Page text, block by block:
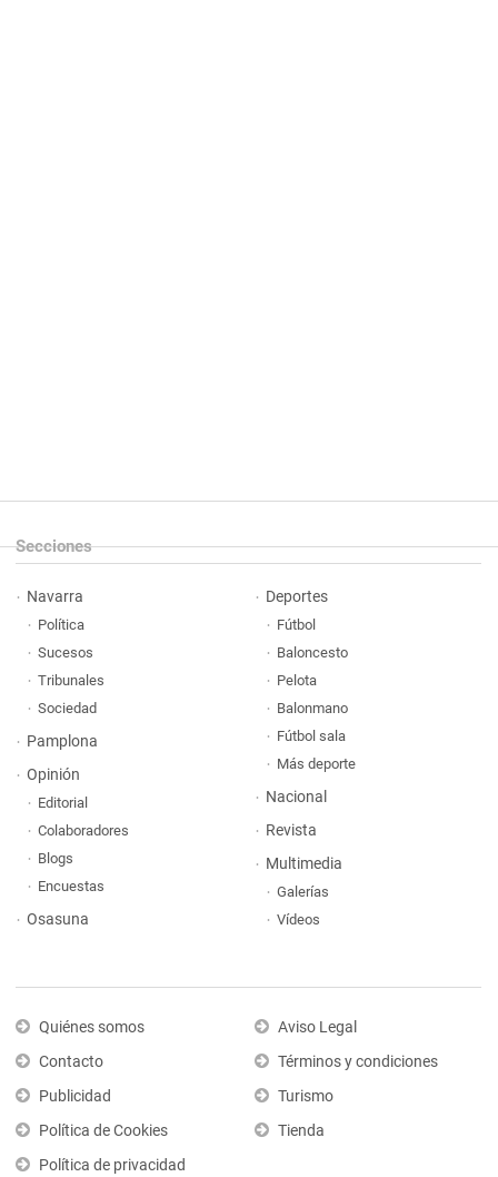
Secciones
Navarra
Política
Sucesos
Tribunales
Sociedad
Pamplona
Opinión
Editorial
Colaboradores
Blogs
Encuestas
Osasuna
Deportes
Fútbol
Baloncesto
Pelota
Balonmano
Fútbol sala
Más deporte
Nacional
Revista
Multimedia
Galerías
Vídeos
Quiénes somos
Contacto
Publicidad
Política de Cookies
Política de privacidad
Aviso Legal
Términos y condiciones
Turismo
Tienda